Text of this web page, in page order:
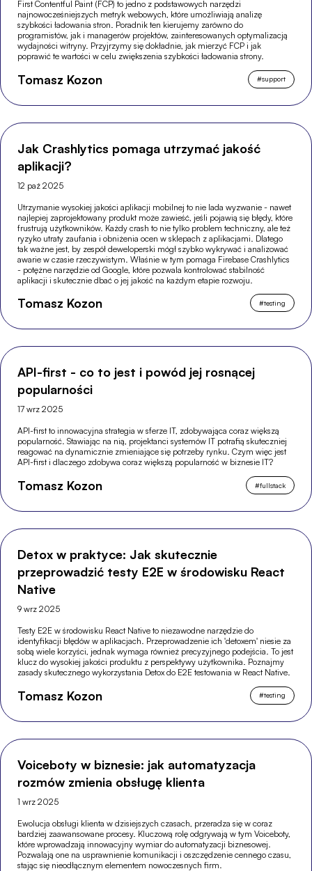
First Contentful Paint (FCP) to jedno z podstawowych narzędzi
najnowocześniejszych metryk webowych, które umożliwiają analizę
szybkości ładowania stron. Poradnik ten kierujemy zarówno do
programistów, jak i managerów projektów, zainteresowanych optymalizacją
wydajności witryny. Przyjrzymy się dokładnie, jak mierzyć FCP i jak
poprawić te wartości w celu zwiększenia szybkości ładowania strony.
Tomasz Kozon #support
Jak Crashlytics pomaga utrzymać jakość
aplikacji?
12 paź 2025
Utrzymanie wysokiej jakości aplikacji mobilnej to nie lada wyzwanie - nawet
najlepiej zaprojektowany produkt może zawieść, jeśli pojawią się błędy, które
frustrują użytkowników. Każdy crash to nie tylko problem techniczny, ale też
ryzyko utraty zaufania i obniżenia ocen w sklepach z aplikacjami. Dlatego
tak ważne jest, by zespół deweloperski mógł szybko wykrywać i analizować
awarie w czasie rzeczywistym. Właśnie w tym pomaga Firebase Crashlytics
- potężne narzędzie od Google, które pozwala kontrolować stabilność
aplikacji i skutecznie dbać o jej jakość na każdym etapie rozwoju.
Tomasz Kozon #testing
API-first - co to jest i powód jej rosnącej
popularności
17 wrz 2025
API-first to innowacyjna strategia w sferze IT, zdobywająca coraz większą
popularność. Stawiając na nią, projektanci systemów IT potrafią skuteczniej
reagować na dynamicznie zmieniające się potrzeby rynku. Czym więc jest
API-first i dlaczego zdobywa coraz większą popularność w biznesie IT?
Tomasz Kozon #fullstack
Detox w praktyce: Jak skutecznie
przeprowadzić testy E2E w środowisku React
Native
9 wrz 2025
Testy E2E w środowisku React Native to niezawodne narzędzie do
identyfikacji błędów w aplikacjach. Przeprowadzenie ich 'detoxem' niesie za
sobą wiele korzyści, jednak wymaga również precyzyjnego podejścia. To jest
klucz do wysokiej jakości produktu z perspektywy użytkownika. Poznajmy
zasady skutecznego wykorzystania Detox do E2E testowania w React Native.
Tomasz Kozon #testing
Voiceboty w biznesie: jak automatyzacja
rozmów zmienia obsługę klienta
1 wrz 2025
Ewolucja obsługi klienta w dzisiejszych czasach, przeradza się w coraz
bardziej zaawansowane procesy. Kluczową rolę odgrywają w tym Voiceboty,
które wprowadzają innowacyjny wymiar do automatyzacji biznesowej.
Pozwalają one na usprawnienie komunikacji i oszczędzenie cennego czasu,
stając się nieodłącznym elementem nowoczesnych firm.